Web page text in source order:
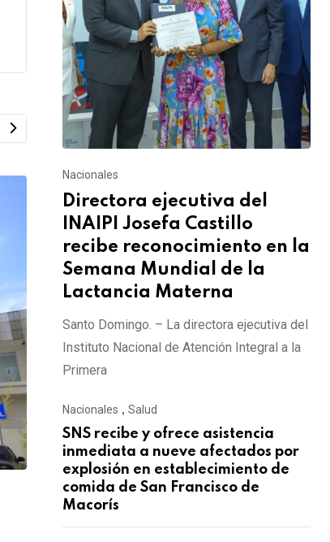
NACIONALES,SALUD
Nacionales
Directora ejecutiva del
INAIPI Josefa Castillo
recibe reconocimiento en la
Semana Mundial de la
Lactancia Materna
Santo Domingo. – La directora ejecutiva del
Instituto Nacional de Atención Integral a la
Primera
Nacionales , Salud
SNS recibe y ofrece asistencia
inmediata a nueve afectados por
explosión en establecimiento de
comida de San Francisco de
Macorís